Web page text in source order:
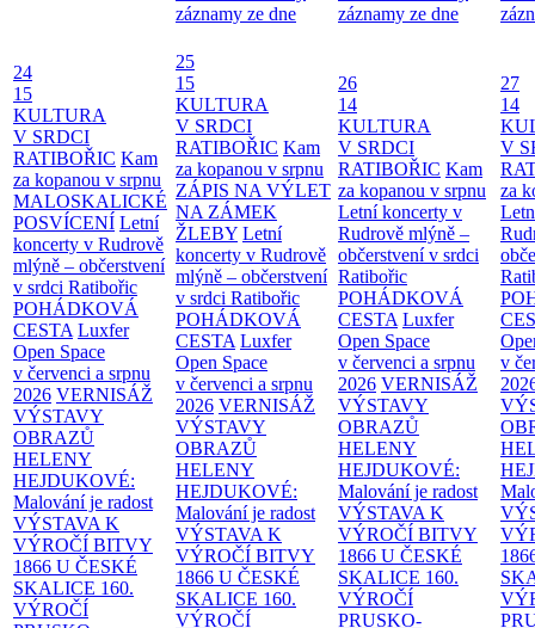
záznamy ze dne
záznamy ze dne
24
15
KULTURA
V SRDCI
RATIBOŘIC Kam
za kopanou v srpnu
MALOSKALICKÉ
POSVÍCENÍ Letní
koncerty v Rudrově
mlýně – občerstvení
v srdci Ratibořic
POHÁDKOVÁ
CESTA Luxfer
Open Space
v červenci a srpnu
2026 VERNISÁŽ
VÝSTAVY
OBRAZŮ
HELENY
HEJDUKOVÉ:
Malování je radost
VÝSTAVA K
VÝROČÍ BITVY
1866 U ČESKÉ
SKALICE 160.
VÝROČÍ
25
15
KULTURA
V SRDCI
RATIBOŘIC Kam
za kopanou v srpnu
ZÁPIS NA VÝLET
NA ZÁMEK
ŽLEBY Letní
koncerty v Rudrově
mlýně – občerstvení
v srdci Ratibořic
POHÁDKOVÁ
CESTA Luxfer
Open Space
v červenci a srpnu
2026 VERNISÁŽ
VÝSTAVY
OBRAZŮ
HELENY
HEJDUKOVÉ:
Malování je radost
VÝSTAVA K
VÝROČÍ BITVY
1866 U ČESKÉ
SKALICE 160.
VÝROČÍ
26
14
KULTURA
V SRDCI
RATIBOŘIC Kam
za kopanou v srpnu
Letní koncerty v
Rudrově mlýně –
občerstvení v srdci
Ratibořic
POHÁDKOVÁ
CESTA Luxfer
Open Space
v červenci a srpnu
2026 VERNISÁŽ
VÝSTAVY
OBRAZŮ
HELENY
HEJDUKOVÉ:
Malování je radost
VÝSTAVA K
VÝROČÍ BITVY
1866 U ČESKÉ
SKALICE 160.
VÝROČÍ
PRUSKO-
27
14
V
za
v